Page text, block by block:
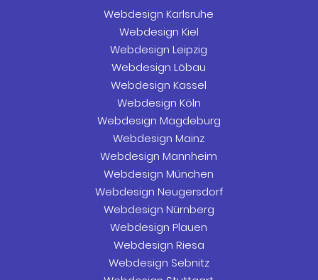
Webdesign Karlsruhe
Webdesign Kiel
Webdesign Leipzig
Webdesign Löbau
Webdesign Kassel
Webdesign Köln
Webdesign Magdeburg
Webdesign Mainz
Webdesign Mannheim
Webdesign München
Webdesign Neugersdorf
Webdesign Nürnberg
Webdesign Plauen
Webdesign Riesa
Webdesign Sebnitz